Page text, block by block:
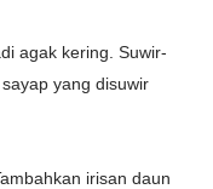
agak kering. Suwir-
yang disuwir
irisan daun